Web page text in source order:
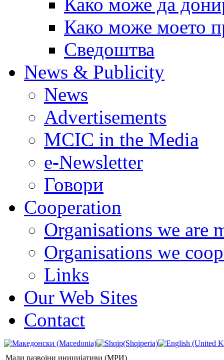
Како може моето
Сведоштва
News & Publicity
News
Advertisements
MCIC in the Media
e-Newsletter
Говори
Cooperation
Organisations we are
Organisations we
Links
Our Web Sites
Contact
Мали развојни иницијативи (МРИ)